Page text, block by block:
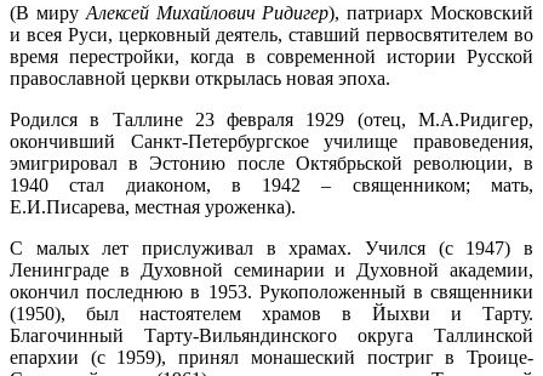
(В миру Алексей Михайлович Ридигер), патриарх Московский
и всея Руси, церковный деятель, ставший первосвятителем во
время перестройки, когда в современной истории Русской
православной церкви открылась новая эпоха.
Родился в Таллине 23 февраля 1929 (отец, М.А.Ридигер,
окончивший Санкт-Петербургское училище правоведения,
эмигрировал в Эстонию после Октябрьской революции, в
1940 стал диаконом, в 1942 – священником; мать,
Е.И.Писарева, местная уроженка).
С малых лет прислуживал в храмах. Учился (с 1947) в
Ленинграде в Духовной семинарии и Духовной академии,
окончил последнюю в 1953. Рукоположенный в священники
(1950), был настоятелем храмов в Йыхви и Тарту.
Благочинный Тарту-Вильяндинского округа Таллинской
епархии (с 1959), принял монашеский постриг в Троице-